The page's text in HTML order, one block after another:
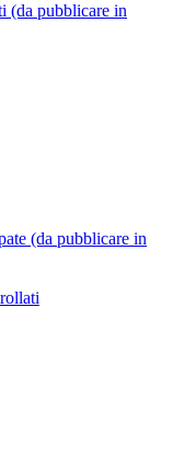
(da pubblicare in
(da pubblicare in